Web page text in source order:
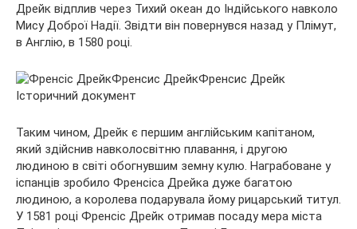
Дрейк відплив через Тихий океан до Індійського навколо
Мису Доброї Надії. Звідти він повернувся назад у Плімут,
в Англію, в 1580 році.
Таким чином, Дрейк є першим англійським капітаном,
який здійснив навколосвітню плавання, і другою
людиною в світі обогнувшим земну кулю. Награбоване у
іспанців зробило Френсіса Дрейка дуже багатою
людиною, а королева подарувала йому рицарський титул.
У 1581 році Френсіс Дрейк отримав посаду мера міста